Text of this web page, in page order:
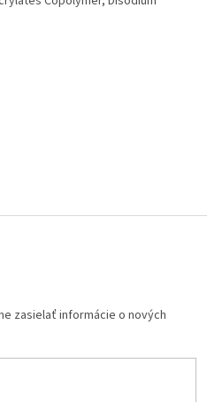
zasielať informácie o nových